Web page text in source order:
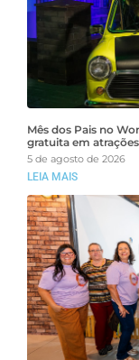
Mês dos Pais no
gratuita em
5 de agosto de 2026
LEIA MAIS